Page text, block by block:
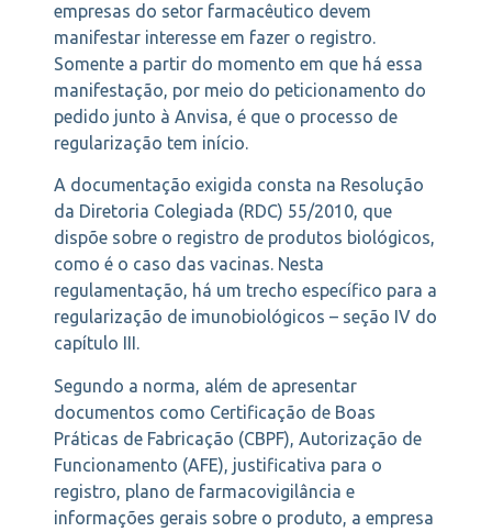
empresas do setor farmacêutico devem
manifestar interesse em fazer o registro.
Somente a partir do momento em que há essa
manifestação, por meio do peticionamento do
pedido junto à Anvisa, é que o processo de
regularização tem início.
A documentação exigida consta na Resolução
da Diretoria Colegiada (RDC) 55/2010, que
dispõe sobre o registro de produtos biológicos,
como é o caso das vacinas. Nesta
regulamentação, há um trecho específico para a
regularização de imunobiológicos – seção IV do
capítulo III.
Segundo a norma, além de apresentar
documentos como Certificação de Boas
Práticas de Fabricação (CBPF), Autorização de
Funcionamento (AFE), justificativa para o
registro, plano de farmacovigilância e
informações gerais sobre o produto, a empresa